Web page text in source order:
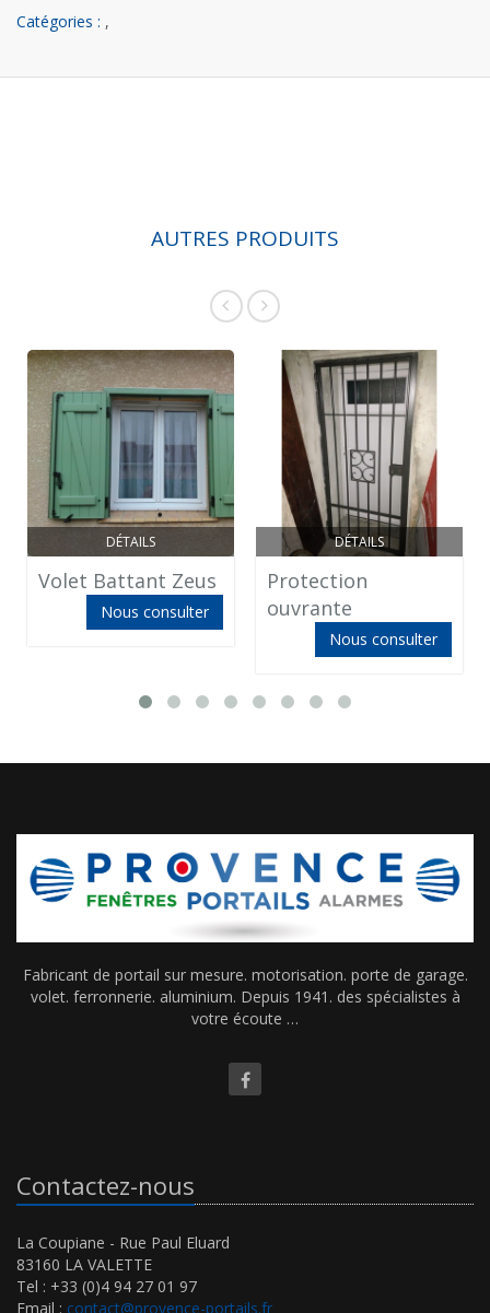
Catégories : ,
AUTRES PRODUITS
DÉTAILS
Volet Battant Zeus
Nous consulter
DÉTAILS
Protection
ouvrante
Nous consulter
Fabricant de portail sur mesure. motorisation. porte de garage.
volet. ferronnerie. aluminium. Depuis 1941. des spécialistes à
votre écoute …
Contactez-nous
La Coupiane - Rue Paul Eluard
83160 LA VALETTE
Tel : +33 (0)4 94 27 01 97
Email : contact@provence-portails.fr